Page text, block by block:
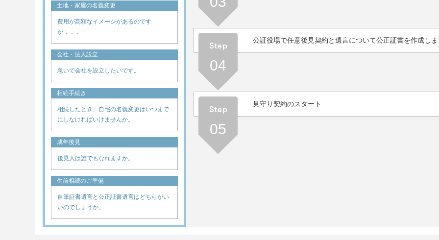
04
公証役場で任意後見契約と遺言について公正証書を作成し
05
見守り契約のスタート
土地・家屋の名義変更
費用が高額なイメージがあるのです
が．．．
会社・法人設立
急いで会社を設立したいです。
相続手続き
相続したとき、自宅の名義変更はいつまで
にしなければいけませんか。
成年後見
後見人は誰でもなれますか。
生前相続のご準備
自筆証書遺言と公正証書遺言はどちらがい
いのでしょうか。